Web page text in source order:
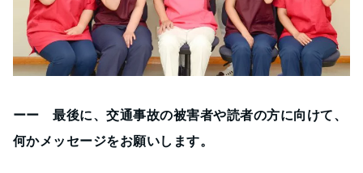
ーー 最後に、交通事故の被害者や読者の方に向けて、
何かメッセージをお願いします。